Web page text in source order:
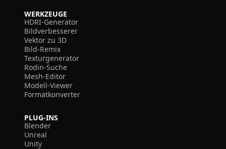
WERKZEUGE
HDRI-Generator
Bildverbesserer
Vektor zu 3D
Bild-Remix
Texturgenerator
Rodin-Suche
Mesh-Editor
Modell-Viewer
Formatkonverter
PLUG-INS
Blender
Unreal
Unity